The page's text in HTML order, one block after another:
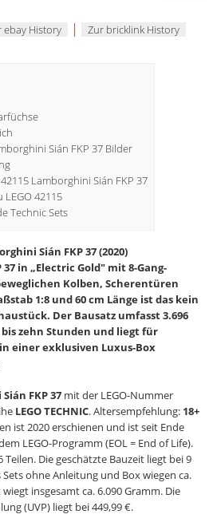
ebay History | Zur bricklink History
Sián FKP 37 Bilder
Lamborghini Sián FKP 37
42115
Technic Sets
Sián FKP 37 (2020)
in „Electric Gold" mit 8-Gang-
Kolben, Scherentüren
1:8 und 60 cm Länge ist das kein
Der Bausatz umfasst 3.696
zehn Stunden und liegt für
einer exklusiven Luxus-Box
FKP 37 mit der LEGO-Nummer
LEGO TECHNIC. Altersempfehlung: 18+
ist 2020 erschienen und ist seit Ende
LEGO-Programm (EOL = End of Life).
Die geschätzte Bauzeit liegt bei 9
Sets ohne Anleitung und Box wiegen ca.
insgesamt ca. 6.090 Gramm. Die
(UVP) liegt bei 449,99 €.